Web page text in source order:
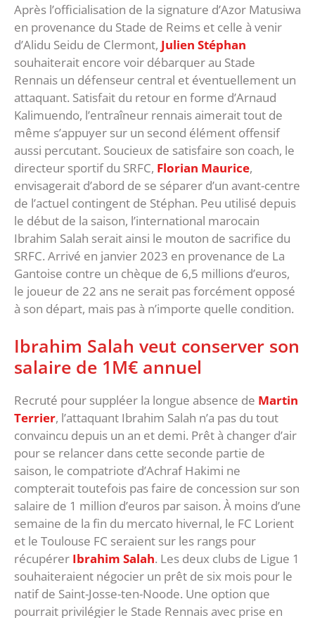
Après l’officialisation de la signature d’Azor Matusiwa
en provenance du Stade de Reims et celle à venir
d’Alidu Seidu de Clermont, Julien Stéphan
souhaiterait encore voir débarquer au Stade
Rennais un défenseur central et éventuellement un
attaquant. Satisfait du retour en forme d’Arnaud
Kalimuendo, l’entraîneur rennais aimerait tout de
même s’appuyer sur un second élément offensif
aussi percutant. Soucieux de satisfaire son coach, le
directeur sportif du SRFC, Florian Maurice,
envisagerait d’abord de se séparer d’un avant-centre
de l’actuel contingent de Stéphan. Peu utilisé depuis
le début de la saison, l’international marocain
Ibrahim Salah serait ainsi le mouton de sacrifice du
SRFC. Arrivé en janvier 2023 en provenance de La
Gantoise contre un chèque de 6,5 millions d’euros,
le joueur de 22 ans ne serait pas forcément opposé
à son départ, mais pas à n’importe quelle condition.
Ibrahim Salah veut conserver son
salaire de 1M€ annuel
Recruté pour suppléer la longue absence de Martin
Terrier, l’attaquant Ibrahim Salah n’a pas du tout
convaincu depuis un an et demi. Prêt à changer d’air
pour se relancer dans cette seconde partie de
saison, le compatriote d’Achraf Hakimi ne
compterait toutefois pas faire de concession sur son
salaire de 1 million d’euros par saison. À moins d’une
semaine de la fin du mercato hivernal, le FC Lorient
et le Toulouse FC seraient sur les rangs pour
récupérer Ibrahim Salah. Les deux clubs de Ligue 1
souhaiteraient négocier un prêt de six mois pour le
natif de Saint-Josse-ten-Noode. Une option que
pourrait privilégier le Stade Rennais avec prise en